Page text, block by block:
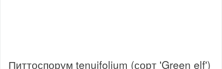
Питтоспорум tenuifolium (сорт 'Green elf')